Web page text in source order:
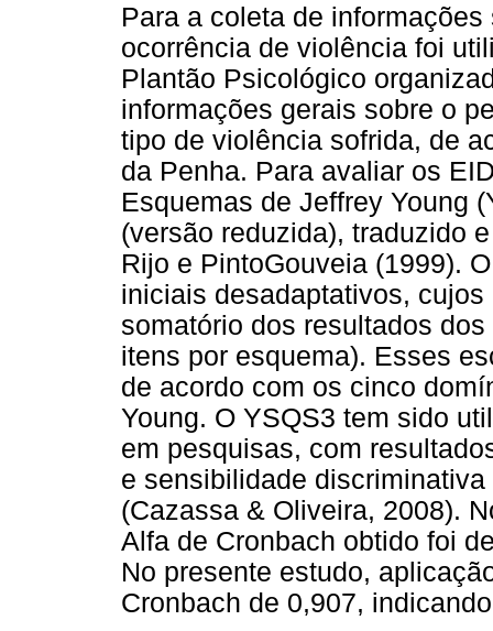
Para a coleta de
ocorrência de violência foi
Plantão Psicológico
informações gerais sobre o
tipo de violência sofrida, de
da Penha. Para avaliar os
Esquemas de Jeffrey Young
(versão reduzida), traduzido
Rijo e PintoGouveia (1999).
iniciais desadaptativos,
somatório dos resultados
itens por esquema). Esses
de acordo com os cinco
Young. O YSQS3 tem sido
em pesquisas, com
e sensibilidade
(Cazassa & Oliveira, 2008).
Alfa de Cronbach obtido foi
No presente estudo,
Cronbach de 0,907,